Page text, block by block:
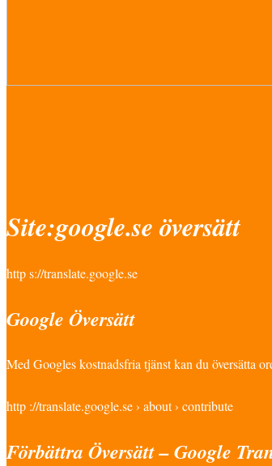
Site:google.se översätt
http s://translate.google.se
Google Översätt
Med Googles kostnadsfria tjänst kan du översätta
http ://translate.google.se › about › contribute
Förbättra Översätt – Google